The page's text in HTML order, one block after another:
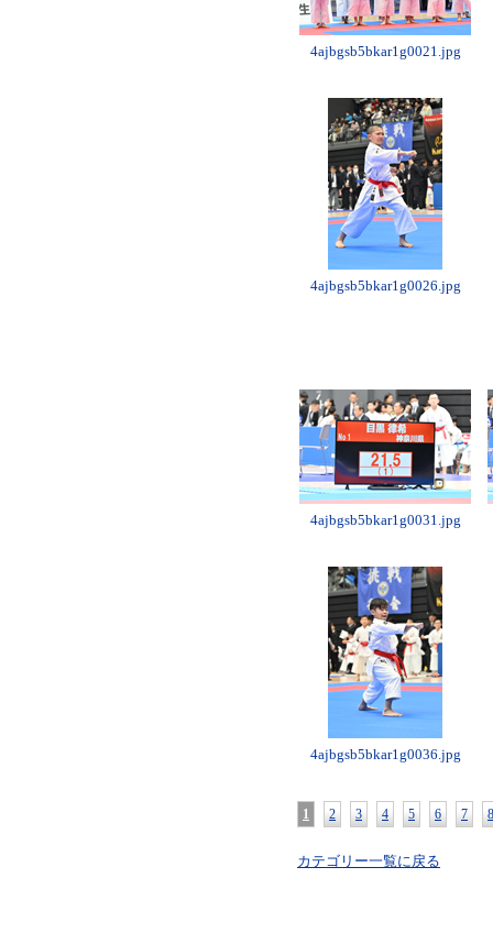
4ajbgsb5bkar1g0021.jpg
4ajbgsb5bkar1g0026.jpg
4ajbgsb5bkar1g0031.jpg
4ajbgsb5bkar1g0036.jpg
1 2 3 4 5 6 7 8
カテゴリー一覧に戻る